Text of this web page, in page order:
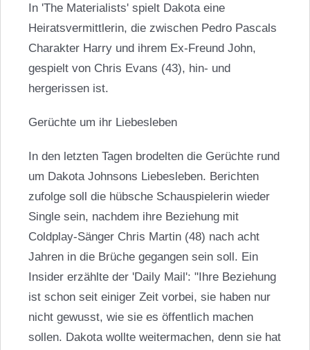
In 'The Materialists' spielt Dakota eine
Heiratsvermittlerin, die zwischen Pedro Pascals
Charakter Harry und ihrem Ex-Freund John,
gespielt von Chris Evans (43), hin- und
hergerissen ist.
Gerüchte um ihr Liebesleben
In den letzten Tagen brodelten die Gerüchte rund
um Dakota Johnsons Liebesleben. Berichten
zufolge soll die hübsche Schauspielerin wieder
Single sein, nachdem ihre Beziehung mit
Coldplay-Sänger Chris Martin (48) nach acht
Jahren in die Brüche gegangen sein soll. Ein
Insider erzählte der 'Daily Mail': "Ihre Beziehung
ist schon seit einiger Zeit vorbei, sie haben nur
nicht gewusst, wie sie es öffentlich machen
sollen. Dakota wollte weitermachen, denn sie hat